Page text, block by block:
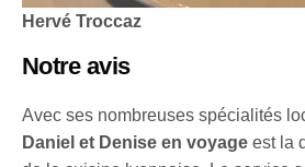
Hervé Troccaz
Notre avis
Avec ses nombreuses spécialités
Daniel et Denise en voyage est la